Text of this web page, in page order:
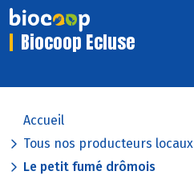
Biocoop Ecluse
Accueil
Tous nos producteurs locaux
Le petit fumé drômois